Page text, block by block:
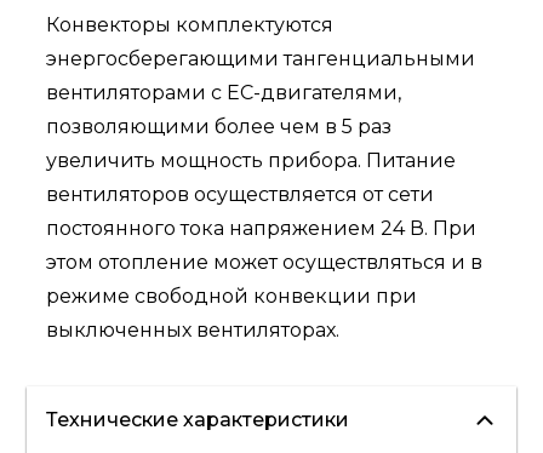
Конвекторы комплектуются
энергосберегающими тангенциальными
вентиляторами с ЕС-двигателями,
позволяющими более чем в 5 раз
увеличить мощность прибора. Питание
вентиляторов осуществляется от сети
постоянного тока напряжением 24 В. При
этом отопление может осуществляться и в
режиме свободной конвекции при
выключенных вентиляторах.
Технические характеристики